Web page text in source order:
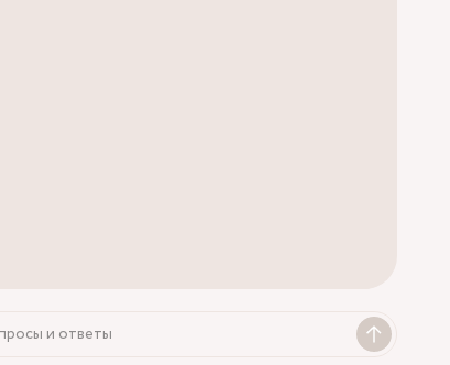
и ответы